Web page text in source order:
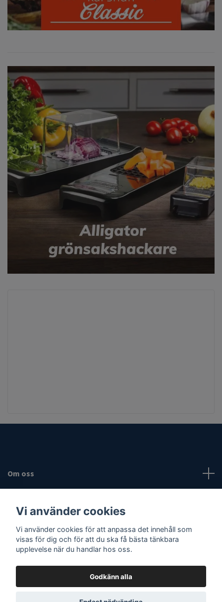
Om oss
Sociala medier
© 2026 Vassaknivar
Vi använder cookies
Vi använder cookies för att anpassa det innehåll som
visas för dig och för att du ska få bästa tänkbara
upplevelse när du handlar hos oss.
Godkänn alla